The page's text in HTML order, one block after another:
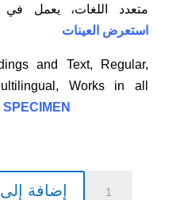
متعدد اللغات، يعمل في
استعرض العينات
and Text, Regular,
Works in all
SPECIMEN
إضافة